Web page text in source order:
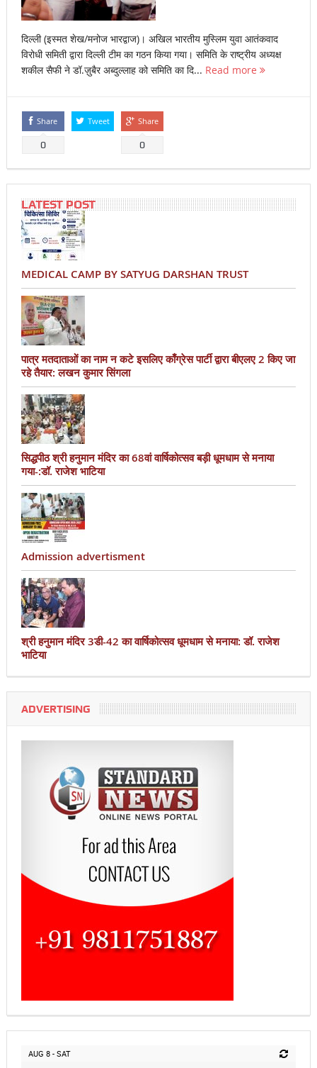
दिल्ली (इस्मत शेख/मनोज भारद्वाज)। अखिल भारतीय मुस्लिम युवा आतंकवाद
विरोधी समिती द्वारा दिल्ली टीम का गठन किया गया। समिति के राष्ट्रीय अध्यक्ष
शकील सैफी ने डॉ.ज़ुबैर अब्दुल्लाह को समिति का दि... Read more
Share
0
Tweet Share
0
LATEST POST
MEDICAL CAMP BY SATYUG DARSHAN TRUST
पात्र मतदाताओं का नाम न कटे इसलिए काँग्रेस पार्टी द्वारा बीएलए 2 किए जा
रहे तैयार: लखन कुमार सिंगला
सिद्धपीठ श्री हनुमान मंदिर का 68वां वार्षिकोत्सव बड़ी धूमधाम से मनाया
गया-:डॉ. राजेश भाटिया
Admission advertisment
श्री हनुमान मंदिर 3डी-42 का वार्षिकोत्सव धूमधाम से मनाया: डॉ. राजेश
भाटिया
ADVERTISING
AUG 8 - SAT